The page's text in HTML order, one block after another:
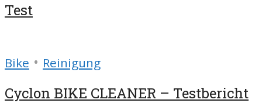
Test
Bike • Reinigung
Cyclon BIKE CLEANER – Testbericht